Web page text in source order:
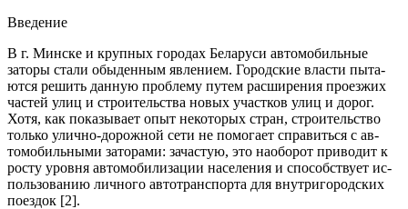
Введение
В г. Минске и крупных городах Беларуси автомобильные
заторы стали обыденным явлением. Городские власти пыта­
ются решить данную проблему путем расширения проезжих
частей улиц и строительства новых участков улиц и дорог.
Хотя, как показывает опыт некоторых стран, строительство
только улично-дорожной сети не помогает справиться с ав­
томобильными заторами: зачастую, это наоборот приводит к
росту уровня автомобилизации населения и способствует ис­
пользованию личного автотранспорта для внутригородских
поездок [2].